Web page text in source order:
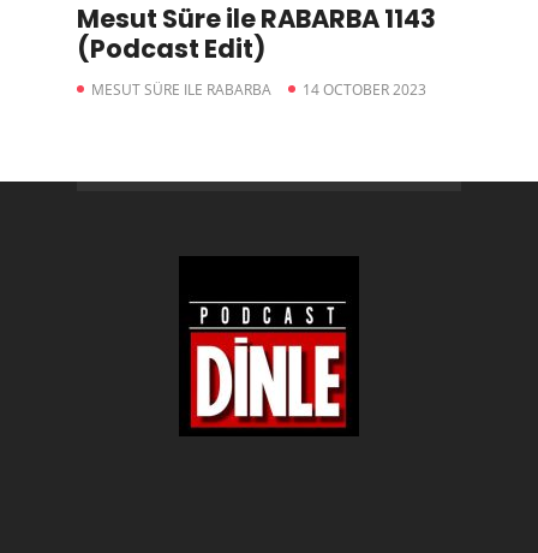
Mesut Süre ile RABARBA 1143
(Podcast Edit)
MESUT SÜRE ILE RABARBA 14 OCTOBER 2023